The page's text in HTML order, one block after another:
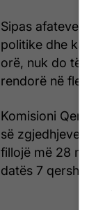
Sipas afateve të
politike dhe
orë, nuk do të
rendorë në
Komisioni Qendror
së zgjedhjeve për
fillojë më 28 maj
datës 7 qershor